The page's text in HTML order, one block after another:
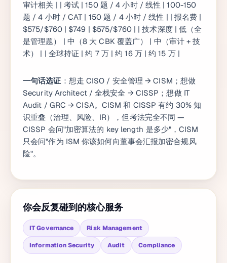
审计相关 | | 考试 | 150 题 / 4 小时 / 线性 | 100-150
题 / 4 小时 / CAT | 150 题 / 4 小时 / 线性 | | 报名费 |
$575/$760 | $749 | $575/$760 | | 技术深度 | 低（全
是管理题） | 中（8 大 CBK 覆盖广） | 中（审计 + 技
术） | | 全球持证 | 约 7 万 | 约 16 万 | 约 15 万 |
一句话选证 ：想走 CISO / 安全管理 → CISM；想做
Security Architect / 全栈安全 → CISSP；想做 IT
Audit / GRC → CISA。CISM 和 CISSP 有约 30% 知
识重叠（治理、风险、IR），但考法完全不同 —
CISSP 会问"加密算法的 key length 是多少"，CISM
只会问"作为 ISM 你该如何向董事会汇报加密合规风
险"。
你会反复碰到的核心服务
IT Governance Risk Management
Information Security Audit Compliance